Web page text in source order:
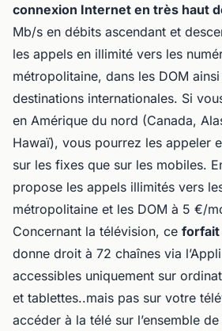
connexion Internet en très haut
Mb/s en débits ascendant et
les appels en illimité vers les
métropolitaine, dans les DOM
destinations internationales. Si
en Amérique du nord (Canada,
Hawaï), vous pourrez les appeler
sur les fixes que sur les mobiles.
propose les appels illimités vers
métropolitaine et les DOM à 5 €/
Concernant la télévision, ce forfait
donne droit à 72 chaînes via l’Appli
accessibles uniquement sur
et tablettes..mais pas sur votre
accéder à la télé sur l’ensemble